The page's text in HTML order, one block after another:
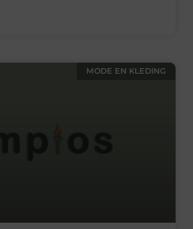
MODE EN KLEDING